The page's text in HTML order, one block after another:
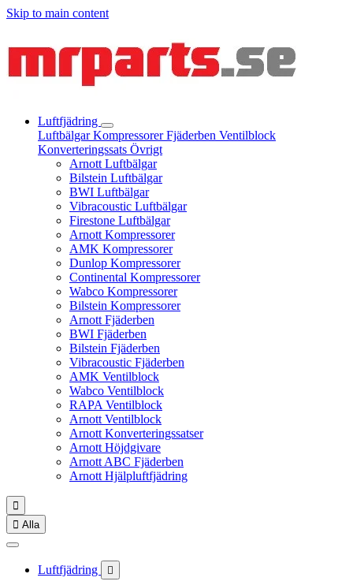
Skip to main content
Luftfjädring
LuftbälgarKompressorerFjäderben Ventilblock
Konverteringssats Övrigt
Arnott Luftbälgar
Bilstein Luftbälgar
BWI Luftbälgar
Vibracoustic Luftbälgar
Firestone Luftbälgar
Arnott Kompressorer
AMK Kompressorer
Dunlop Kompressorer
Continental Kompressorer
Wabco Kompressorer
Bilstein Kompressorer
Arnott Fjäderben
BWI Fjäderben
Bilstein Fjäderben
Vibracoustic Fjäderben
AMK Ventilblock
Wabco Ventilblock
RAPA Ventilblock
Arnott Ventilblock
Arnott Konverteringssatser
Arnott Höjdgivare
Arnott ABC Fjäderben
Arnott Hjälpluftfjädring

 Alla
Luftfjädring 